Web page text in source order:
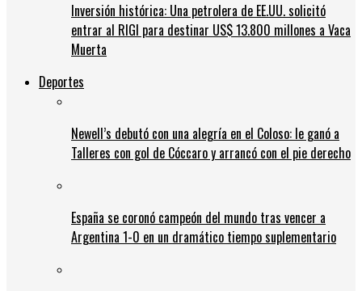
Inversión histórica: Una petrolera de EE.UU. solicitó
entrar al RIGI para destinar US$ 13.800 millones a Vaca
Muerta
Deportes
Newell’s debutó con una alegría en el Coloso: le ganó a
Talleres con gol de Cóccaro y arrancó con el pie derecho
España se coronó campeón del mundo tras vencer a
Argentina 1-0 en un dramático tiempo suplementario